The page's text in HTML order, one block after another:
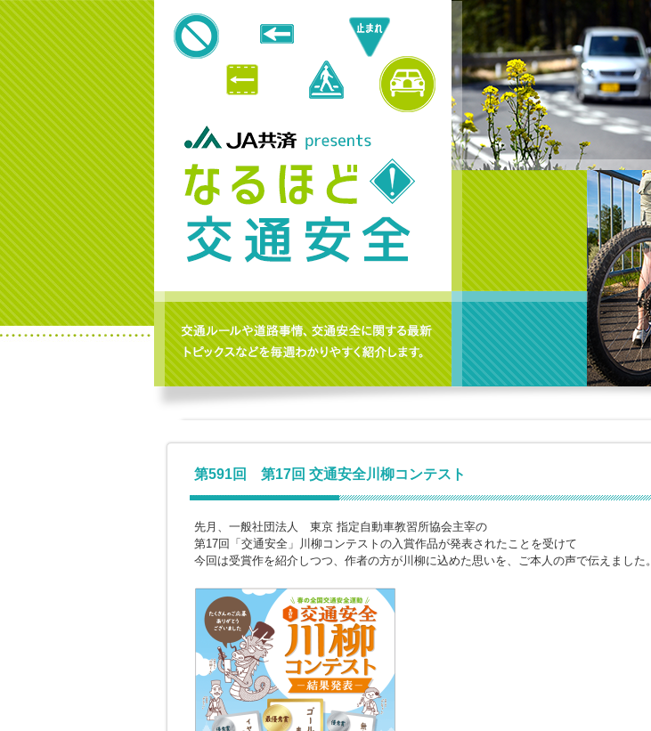
第591回 第17回 交通安全川柳コンテスト
先月、一般社団法人 東京 指定自動車教習所協会主宰の
第17回「交通安全」川柳コンテストの入賞作品が発表されたことを受けて
今回は受賞作を紹介しつつ、作者の方が川柳に込めた思いを、ご本人の声で伝えました。